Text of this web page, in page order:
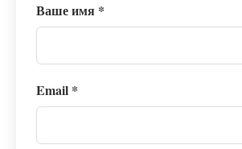
Ваше имя *
Email *